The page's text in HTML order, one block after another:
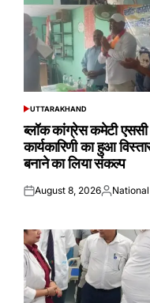
POSTED
UTTARAKHAND
ब्लॉक कांग्रेस कमेटी एससी
कार्यकारिणी का हुआ
बनाने का लिया संकल्प
Posted
August 8, 2026Posted